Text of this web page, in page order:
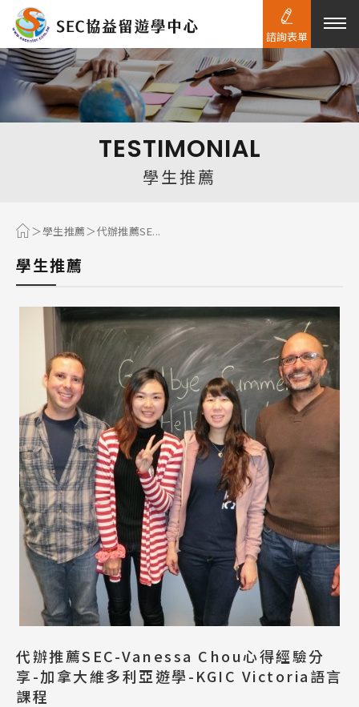
熱門搜尋：
TESTIMONIAL
學生推薦
學生推薦 代辦推薦SE...
學生推薦
代辦推薦SEC-Vanessa Chou心得經驗分
享-加拿大維多利亞遊學-KGIC Victoria語言
課程
諮詢表單